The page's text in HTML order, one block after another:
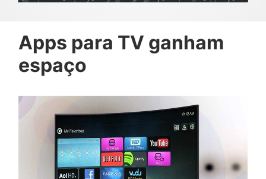
Apps para TV ganham
espaço